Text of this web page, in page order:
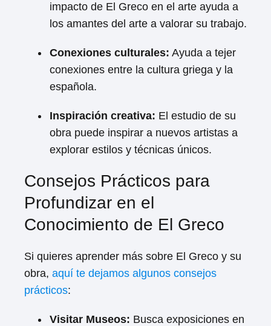
impacto de El Greco en el arte ayuda a
los amantes del arte a valorar su trabajo.
Conexiones culturales: Ayuda a tejer
conexiones entre la cultura griega y la
española.
Inspiración creativa: El estudio de su
obra puede inspirar a nuevos artistas a
explorar estilos y técnicas únicos.
Consejos Prácticos para
Profundizar en el
Conocimiento de El Greco
Si quieres aprender más sobre El Greco y su
obra, aquí te dejamos algunos consejos
prácticos:
Visitar Museos: Busca exposiciones en